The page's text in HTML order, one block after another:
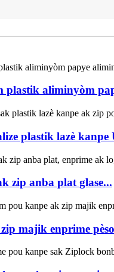
plastik aliminyòm
plastik lazè kanpe
zip anba plat glase...
majik enprime